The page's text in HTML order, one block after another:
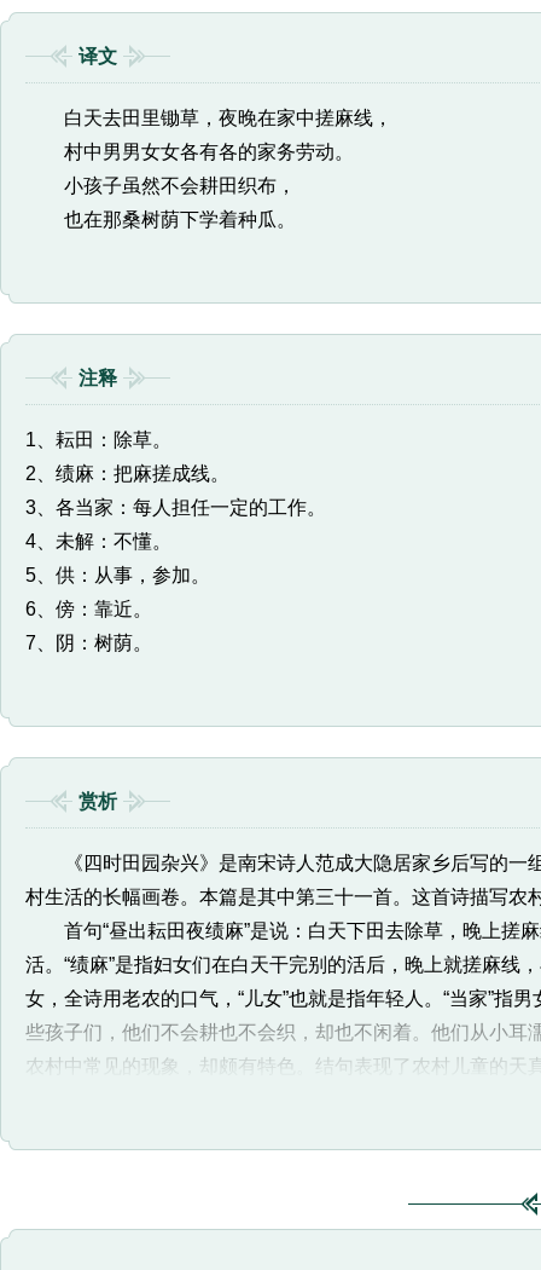
译文
白天去田里锄草，夜晚在家中搓麻线，
村中男男女女各有各的家务劳动。
小孩子虽然不会耕田织布，
也在那桑树荫下学着种瓜。
注释
1、耘田：除草。
2、绩麻：把麻搓成线。
3、各当家：每人担任一定的工作。
4、未解：不懂。
5、供：从事，参加。
6、傍：靠近。
7、阴：树荫。
赏析
《四时田园杂兴》是南宋诗人范成大隐居家乡后写的一
村生活的长幅画卷。本篇是其中第三十一首。这首诗描写
首句“昼出耘田夜绩麻”是说：白天下田去除草，晚上搓麻
活。“绩麻”是指妇女们在白天干完别的活后，晚上就搓麻线
女，全诗用老农的口气，“儿女”也就是指年轻人。“当家”指
些孩子们，他们不会耕也不会织，却也不闲着。他们从小耳
农村中常见的现象，却颇有特色。结句表现了农村儿童的天